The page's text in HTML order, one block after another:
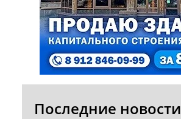
Последние новости